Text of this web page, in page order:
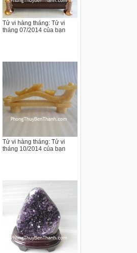
Tử vi hàng tháng: Tử vi
tháng 07/2014 của bạn
Tử vi hàng tháng: Tử vi
tháng 10/2014 của bạn